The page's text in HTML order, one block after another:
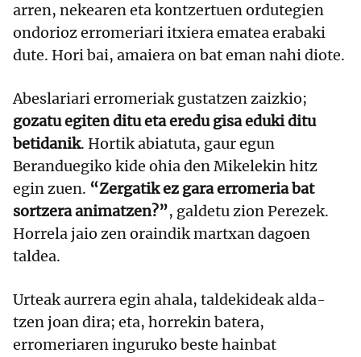
arren, nekearen eta kontzertuen ordutegien
ondorioz erromeriari itxiera ematea erabaki
dute. Hori bai, amaiera on bat eman nahi diote.
Abeslariari erromeriak gustatzen zaizkio;
gozatu egiten ditu eta eredu gisa eduki ditu
betidanik. Hortik abiatuta, gaur egun
Beranduegiko kide ohia den Mikelekin hitz
egin zuen. “Zergatik ez gara erromeria bat
sortzera animatzen?”, galdetu zion Perezek.
Horrela jaio zen oraindik martxan dagoen
taldea.
Urteak aurrera egin ahala, taldekideak alda-
tzen joan dira; eta, horrekin batera,
erromeriaren inguruko beste hainbat